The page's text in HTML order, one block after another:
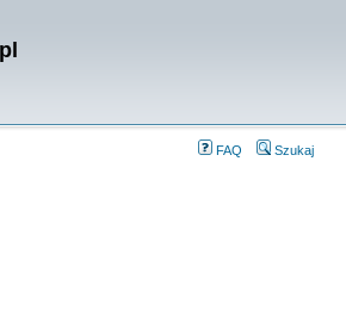
FAQ Szukaj